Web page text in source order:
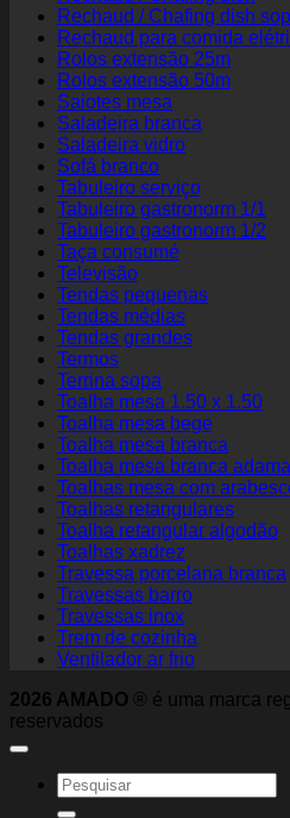
Rechaud / Chafing dish
Rechaud para comida
Rolos extensão 25m
Rolos extensão 50m
Saiotes mesa
Saladeira branca
Saladeira vidro
Sofá branco
Tabuleiro serviço
Tabuleiro gastronorm 1/1
Tabuleiro gastronorm 1/2
Taça consumé
Televisão
Tendas pequenas
Tendas médias
Tendas grandes
Termos
Terrina sopa
Toalha mesa 1.50 x 1.50
Toalha mesa bege
Toalha mesa branca
Toalha mesa branca
Toalhas mesa com
Toalhas retangulares
Toalha retangular algodão
Toalhas xadrez
Travessa porcelana branca
Travessas barro
Travessas inox
Trem de cozinha
Ventilador ar frio
2026 AMADO ® é uma marca
reservados
Search
for: